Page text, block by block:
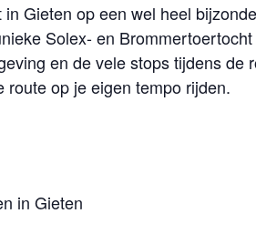
Gieten op een wel heel
Solex- en
en de vele stops tijdens
op je eigen tempo rijden.
in Gieten